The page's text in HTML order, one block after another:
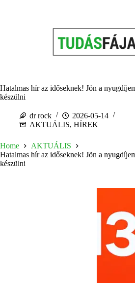
Hatalmas hír az időseknek! Jön a
készülni
dr rock
2026-05-14
AKTUÁLIS, HÍREK
Home
AKTUÁLIS
Hatalmas hír az időseknek! Jön a
készülni